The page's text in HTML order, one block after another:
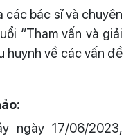
bác sĩ và chuyên
“Tham vấn và giải
huynh về các vấn đề
ngày 17/06/2023,